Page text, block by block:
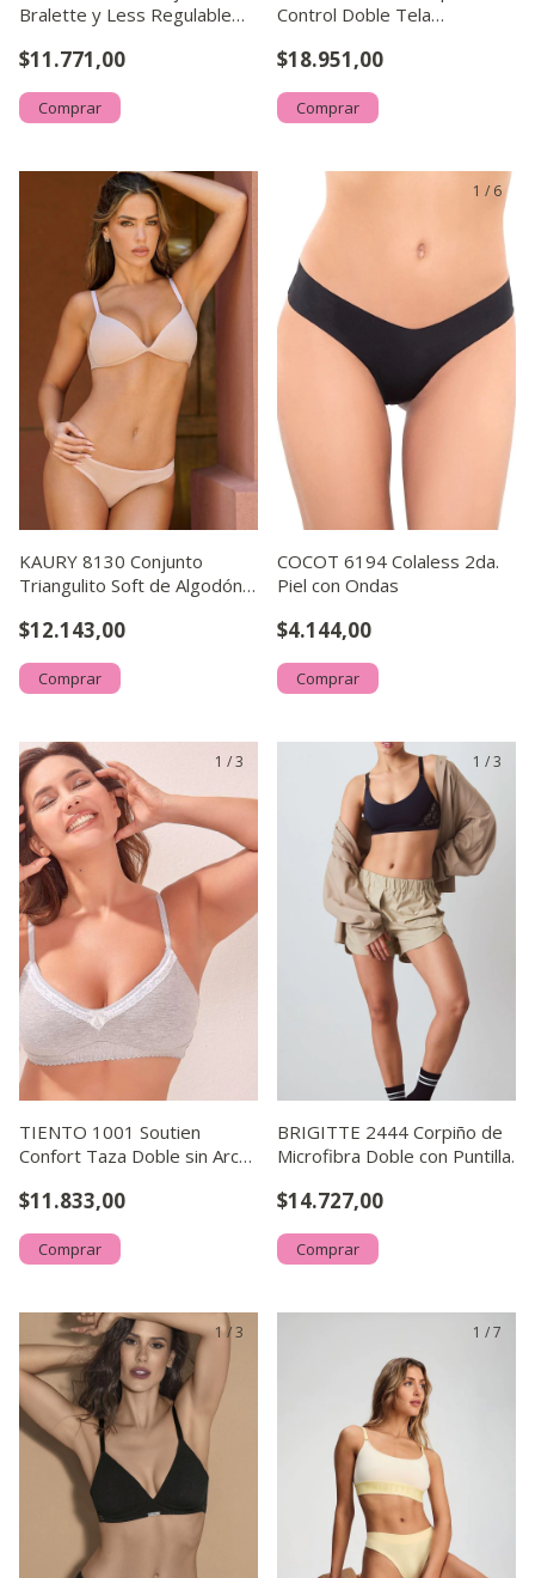
Bralette y Less Regulable
$11.771,00
Comprar
Control Doble Tela
$18.951,00
Comprar
KAURY 8130 Conjunto
Triangulito Soft de Algodón
$12.143,00
Comprar
1 / 6
COCOT 6194 Colaless 2da.
Piel con Ondas
$4.144,00
Comprar
1 /3
TIENTO 1001 Soutien
Confort Taza Doble sin Arco
$11.833,00
Comprar
1 /3
BRIGITTE 2444 Corpiño de
Microfibra Doble con Puntilla.
$14.727,00
Comprar
1/3 1 /7